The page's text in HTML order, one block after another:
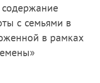
содержание
с семьями в
в рамках